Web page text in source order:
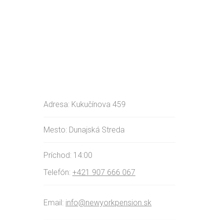
Adresa: Kukučínova 459
Mesto: Dunajská Streda
Príchod: 14:00
Telefón: +421 907 666 067
Email: info@newyorkpension.sk